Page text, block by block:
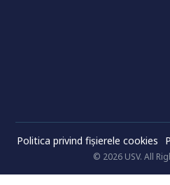
Politica privind fișierele cookies
© 2026 USV. All